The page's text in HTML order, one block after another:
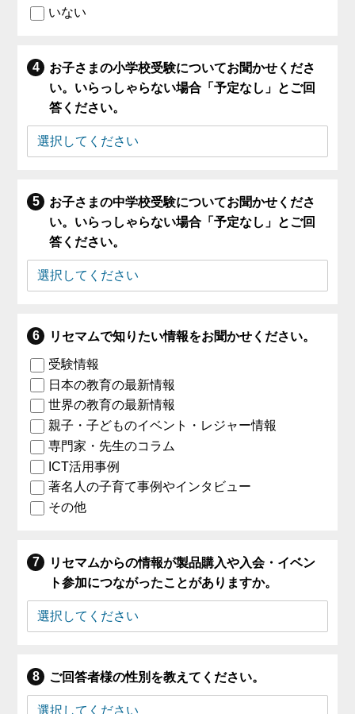
いない
お子さまの小学校受験についてお聞かせくださ
い。いらっしゃらない場合「予定なし」とご回
答ください。
お子さまの中学校受験についてお聞かせくださ
い。いらっしゃらない場合「予定なし」とご回
答ください。
リセマムで知りたい情報をお聞かせください。
受験情報
日本の教育の最新情報
世界の教育の最新情報
親子・子どものイベント・レジャー情報
専門家・先生のコラム
ICT活用事例
著名人の子育て事例やインタビュー
その他
リセマムからの情報が製品購入や入会・イベン
ト参加につながったことがありますか。
ご回答者様の性別を教えてください。